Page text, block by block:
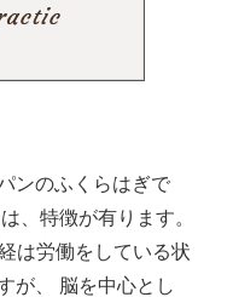
ンのふくらはぎで
、特徴が有ります。
は労働をしている状
が、 脳を中心とし